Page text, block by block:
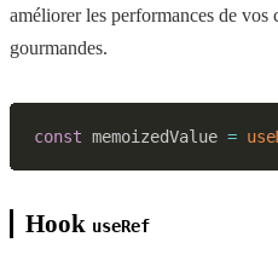
améliorer les performances de vos
gourmandes.
const memoizedValue =
Hook useRef